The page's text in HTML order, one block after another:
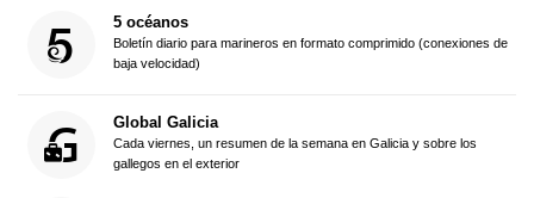
5 océanos
Boletín diario para marineros en formato comprimido (conexiones de
baja velocidad)
Global Galicia
Cada viernes, un resumen de la semana en Galicia y sobre los
gallegos en el exterior